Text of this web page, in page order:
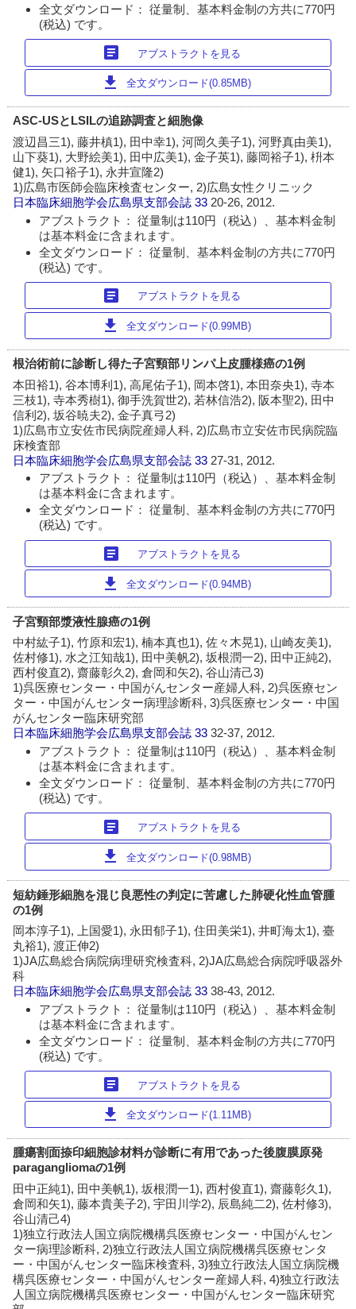
全文ダウンロード： 従量制、基本料金制の方共に770円
(税込) です。
article アブストラクトを見る
download 全文ダウンロード(0.85MB)
ASC-USとLSILの追跡調査と細胞像
渡辺昌三1), 藤井槙1), 田中幸1), 河岡久美子1), 河野真由美1),
山下葵1), 大野絵美1), 田中広美1), 金子英1), 藤岡裕子1), 枡本
健1), 矢口裕子1), 永井宣隆2)
1)広島市医師会臨床検査センター, 2)広島女性クリニック
日本臨床細胞学会広島県支部会誌 33 20-26, 2012.
アブストラクト： 従量制は110円（税込）、基本料金制
は基本料金に含まれます。
全文ダウンロード： 従量制、基本料金制の方共に770円
(税込) です。
article アブストラクトを見る
download 全文ダウンロード(0.99MB)
根治術前に診断し得た子宮頸部リンパ上皮腫様癌の1例
本田裕1), 谷本博利1), 高尾佑子1), 岡本啓1), 本田奈央1), 寺本
三枝1), 寺本秀樹1), 御手洗賀世2), 若林信浩2), 阪本聖2), 田中
信利2), 坂谷暁夫2), 金子真弓2)
1)広島市立安佐市民病院産婦人科, 2)広島市立安佐市民病院臨
床検査部
日本臨床細胞学会広島県支部会誌 33 27-31, 2012.
アブストラクト： 従量制は110円（税込）、基本料金制
は基本料金に含まれます。
全文ダウンロード： 従量制、基本料金制の方共に770円
(税込) です。
article アブストラクトを見る
download 全文ダウンロード(0.94MB)
子宮頸部漿液性腺癌の1例
中村紘子1), 竹原和宏1), 楠本真也1), 佐々木晃1), 山崎友美1),
佐村修1), 水之江知哉1), 田中美帆2), 坂根潤一2), 田中正純2),
西村俊直2), 齋藤彰久2), 倉岡和矢2), 谷山清己3)
1)呉医療センター・中国がんセンター産婦人科, 2)呉医療セン
ター・中国がんセンター病理診断科, 3)呉医療センター・中国
がんセンター臨床研究部
日本臨床細胞学会広島県支部会誌 3332-37, 2012.
アブストラクト： 従量制は110円（税込）、基本料金制
は基本料金に含まれます。
全文ダウンロード： 従量制、基本料金制の方共に770円
(税込) です。
article アブストラクトを見る
download 全文ダウンロード(0.98MB)
短紡錘形細胞を混じ良悪性の判定に苦慮した肺硬化性血管腫
の1例
岡本淳子1), 上国愛1), 永田郁子1), 住田美栄1), 井町海太1), 臺
丸裕1), 渡正伸2)
1)JA広島総合病院病理研究検査科, 2)JA広島総合病院呼吸器外
科
日本臨床細胞学会広島県支部会誌 3338-43, 2012.
アブストラクト： 従量制は110円（税込）、基本料金制
は基本料金に含まれます。
全文ダウンロード： 従量制、基本料金制の方共に770円
(税込) です。
article アブストラクトを見る
download 全文ダウンロード(1.11MB)
腫瘍割面捺印細胞診材料が診断に有用であった後腹膜原発
paragangliomaの1例
田中正純1), 田中美帆1), 坂根潤一1), 西村俊直1), 齋藤彰久1),
倉岡和矢1), 藤本貴美子2), 宇田川学2), 辰島純二2), 佐村修3),
谷山清己4)
1)独立行政法人国立病院機構呉医療センター・中国がんセン
ター病理診断科, 2)独立行政法人国立病院機構呉医療センタ
ー・中国がんセンター臨床検査科, 3)独立行政法人国立病院機
構呉医療センター・中国がんセンター産婦人科, 4)独立行政法
人国立病院機構呉医療センター・中国がんセンター臨床研究